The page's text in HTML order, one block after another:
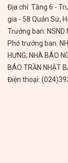
Địa chỉ: Tầng 6 -
gia - 58 Quán Sứ,
Trưởng ban: NSND
Phó trưởng ban:
HƯNG; NHÀ BÁO
BÁO TRẦN NHẬT
Điện thoại: